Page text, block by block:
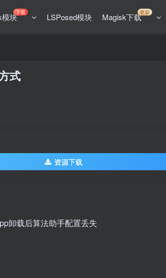
模块下载 LSPosed模块 Magisk下载更新
式
资源下载
卸载后算法助手配置丢失